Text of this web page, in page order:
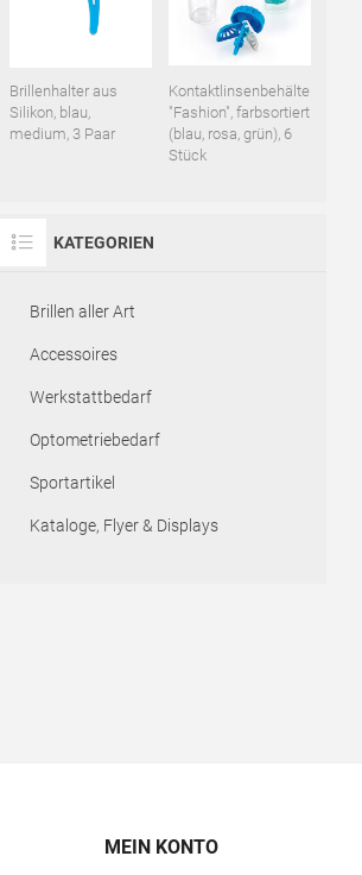
Brillenhalter aus
Silikon, blau,
medium, 3 Paar
Kontaktlinsenbehälter
"Fashion", farbsortiert
(blau, rosa, grün), 6
Stück
KATEGORIEN
Brillen aller Art
Accessoires
Werkstattbedarf
Optometriebedarf
Sportartikel
Kataloge, Flyer & Displays
MEIN KONTO